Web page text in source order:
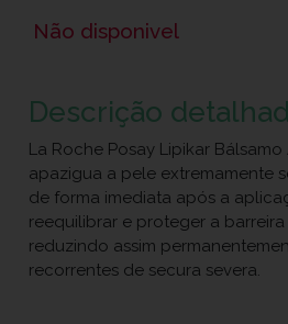
Não disponivel
Descrição
La Roche Posay Lipikar Bálsamo
apazigua a pele extremamente
de forma imediata após a
reequilibrar e proteger a
reduzindo assim
recorrentes de secura severa.